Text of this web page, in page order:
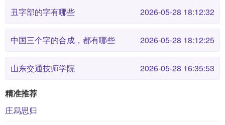
丑字部的字有哪些 2026-05-28 18:12:32
中国三个字的合成，都有哪些 2026-05-28 18:12:25
山东交通技师学院 2026-05-28 16:35:53
精准推荐
庄舄思归